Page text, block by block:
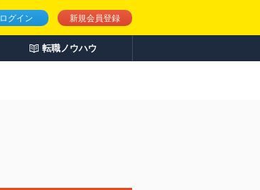
ログイン 新規会員登録
転職ノウハウ